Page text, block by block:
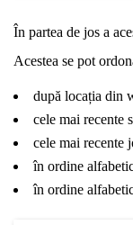
În partea de jos a
Acestea se pot
după locația din
cele mai recente
cele mai recente
în ordine
în ordine